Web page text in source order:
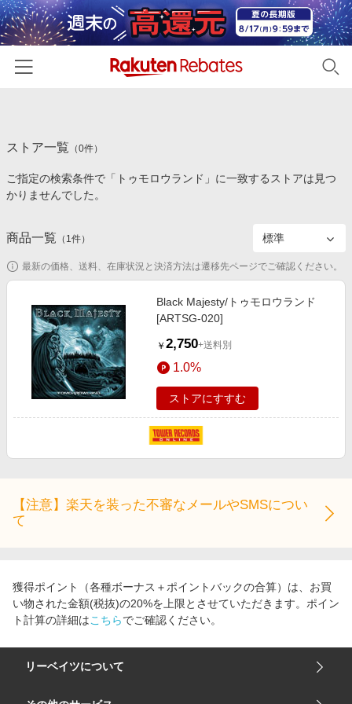
カテゴリー一覧
百貨店・総合ECモール
食品・スイーツ・お酒
コスメ・健康・医薬品
キッズ・ベビー用品
家電・PC・スマホ・カメラ
エンタメ
スポーツ・アウトドア・ゴルフ
金融・マネー・保険
イベント一覧
初回購入者限定特典
対象ストア新規限定特典
電子書籍特集
楽天ペイ導入ストア
楽天サービス特集
旅行特集
わくわく夏特集
Qoo10メガポ
Samsung ボーナスキャンペーン
ストア一覧 （0件）
ご指定の検索条件で「トゥモロウランド」に一致するストアは見つ
かりませんでした。
商品一覧 （ 1件）
最新の価格、送料、在庫状況と決済方法は遷移先ページでご確認ください。
Black Majesty/トゥモロウランド
[ARTSG-020]
￥ 2,750+送料別
1.0%
ストアにすすむ
【注意】楽天を装った不審なメールやSMSについ
て
獲得ポイント（各種ボーナス＋ポイントバックの合算）は、お買
い物された金額(税抜)の20%を上限とさせていただきます。ポイン
ト計算の詳細はこちらでご確認ください。
リーベイツについて
会社概要